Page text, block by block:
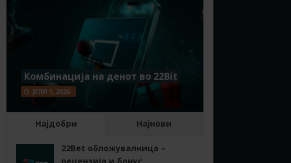
Комбинација на денот во 22Bit
ЈУЛИ 1, 2026
Најдобри Најнови
22Bet обложувалница –